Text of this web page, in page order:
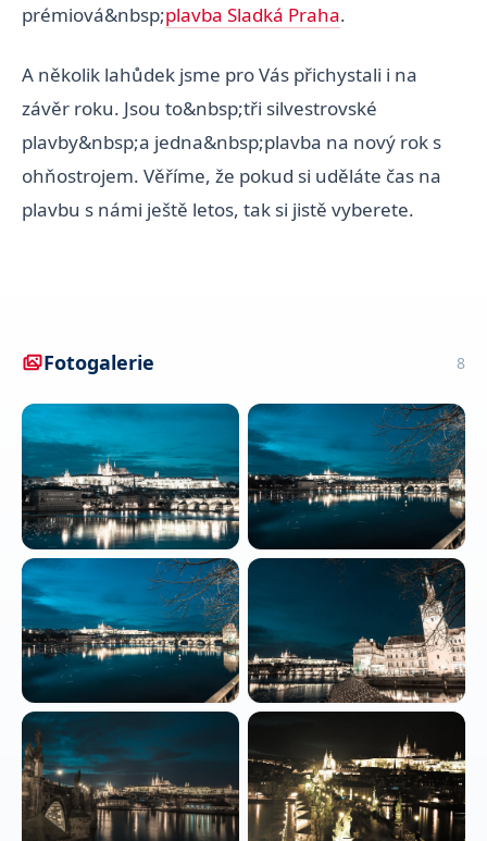
prémiová&nbsp;plavba Sladká Praha.
A několik lahůdek jsme pro Vás přichystali i na
závěr roku. Jsou to&nbsp;tři silvestrovské
plavby&nbsp;a jedna&nbsp;plavba na nový rok s
ohňostrojem. Věříme, že pokud si uděláte čas na
plavbu s námi ještě letos, tak si jistě vyberete.
Fotogalerie 8